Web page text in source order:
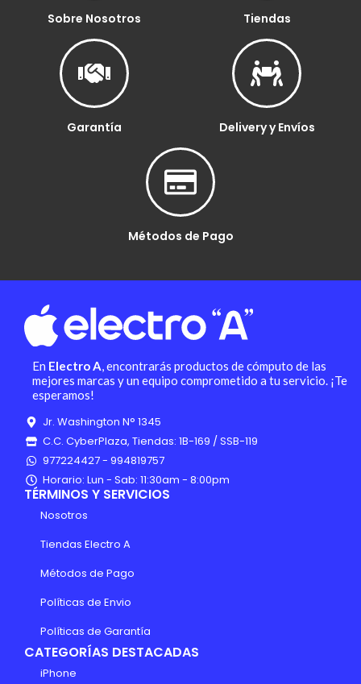
Sobre Nosotros Tiendas
Garantía Delivery y Envíos
Métodos de Pago
En Electro A, encontrarás productos de cómputo de las
mejores marcas y un equipo comprometido a tu servicio. ¡Te
esperamos!
Jr. Washington N° 1345
C.C. CyberPlaza, Tiendas: 1B-169 / SSB-119
977224427 - 994819757
Horario: Lun - Sab: 11:30am - 8:00pm
TÉRMINOS Y SERVICIOS
Nosotros
Tiendas Electro A
Métodos de Pago
Políticas de Envio
Políticas de Garantía
CATEGORÍAS DESTACADAS
iPhone